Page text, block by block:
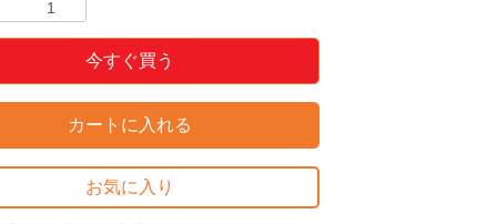
今すぐ買う
カートに入れる
お気に入り